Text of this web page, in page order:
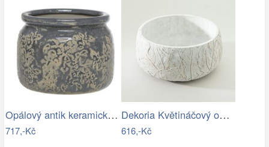
Opálový antik keramický obal na…
717,-Kč
Dekoria Květináčový obal Leaf I…
616,-Kč